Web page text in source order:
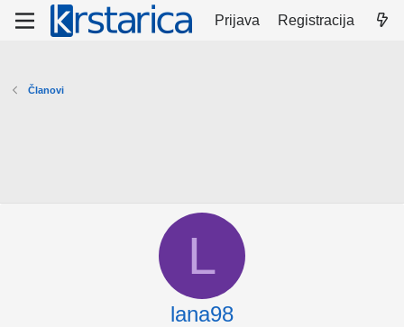
Prijava Registracija
Članovi
L
lana98